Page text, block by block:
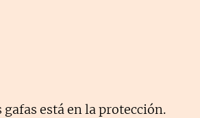
gafas está en la protección.